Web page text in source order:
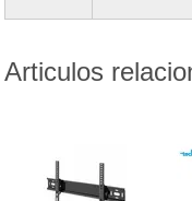
Articulos